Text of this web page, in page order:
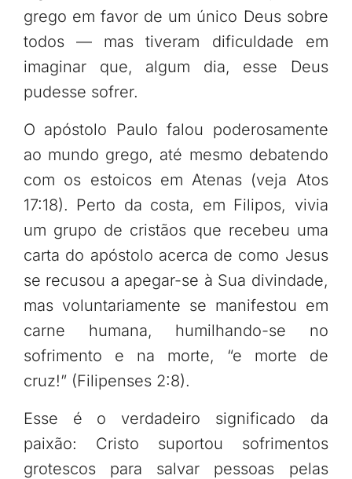
grego em favor de um único Deus sobre
todos — mas tiveram dificuldade em
imaginar que, algum dia, esse Deus
pudesse sofrer.
O apóstolo Paulo falou poderosamente
ao mundo grego, até mesmo debatendo
com os estoicos em Atenas (veja Atos
17:18). Perto da costa, em Filipos, vivia
um grupo de cristãos que recebeu uma
carta do apóstolo acerca de como Jesus
se recusou a apegar-se à Sua divindade,
mas voluntariamente se manifestou em
carne humana, humilhando-se no
sofrimento e na morte, “e morte de
cruz!” (Filipenses 2:8).
Esse é o verdadeiro significado da
paixão: Cristo suportou sofrimentos
grotescos para salvar pessoas pelas